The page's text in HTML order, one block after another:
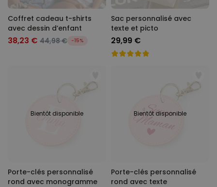
Coffret cadeau t-shirts
avec dessin d’enfant
38,23 € 44,98 € -15%
Sac personnalisé avec
texte et picto
29,99 €
Bientôt disponible
Porte-clés personnalisé
rond avec monogramme
Bientôt disponible
Porte-clés personnalisé
rond avec texte